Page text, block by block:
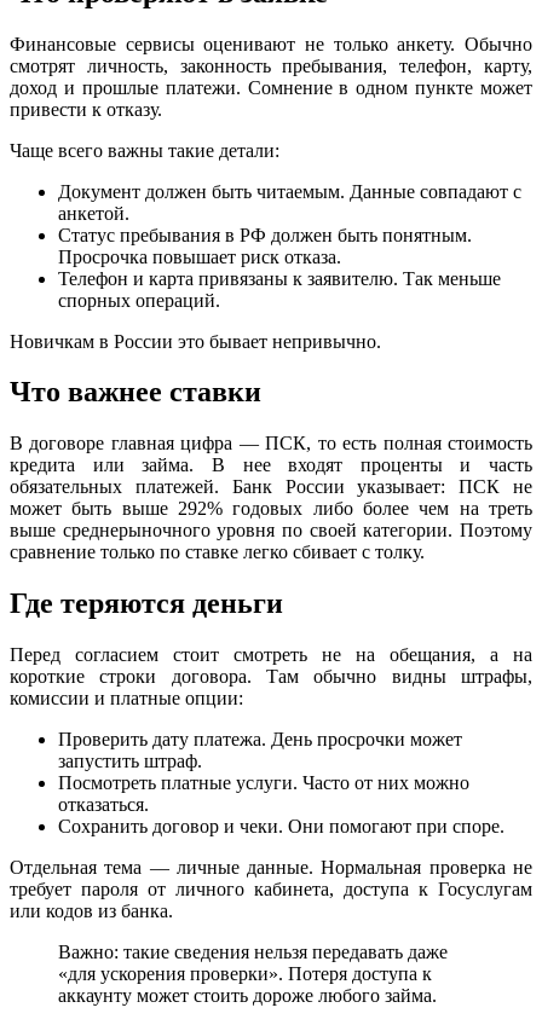
Финансовые сервисы оценивают не только анкету. Обычно
смотрят личность, законность пребывания, телефон, карту,
доход и прошлые платежи. Сомнение в одном пункте может
привести к отказу.
Чаще всего важны такие детали:
Документ должен быть читаемым. Данные совпадают с
анкетой.
Статус пребывания в РФ должен быть понятным.
Просрочка повышает риск отказа.
Телефон и карта привязаны к заявителю. Так меньше
спорных операций.
Новичкам в России это бывает непривычно.
Что важнее ставки
В договоре главная цифра — ПСК, то есть полная стоимость
кредита или займа. В нее входят проценты и часть
обязательных платежей. Банк России указывает: ПСК не
может быть выше 292% годовых либо более чем на треть
выше среднерыночного уровня по своей категории. Поэтому
сравнение только по ставке легко сбивает с толку.
Где теряются деньги
Перед согласием стоит смотреть не на обещания, а на
короткие строки договора. Там обычно видны штрафы,
комиссии и платные опции:
Проверить дату платежа. День просрочки может
запустить штраф.
Посмотреть платные услуги. Часто от них можно
отказаться.
Сохранить договор и чеки. Они помогают при споре.
Отдельная тема — личные данные. Нормальная проверка не
требует пароля от личного кабинета, доступа к Госуслугам
или кодов из банка.
Важно: такие сведения нельзя передавать даже
«для ускорения проверки». Потеря доступа к
аккаунту может стоить дороже любого займа.